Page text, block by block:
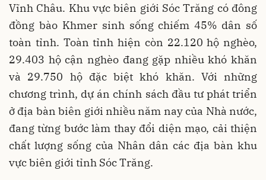
Vĩnh Châu. Khu vực biên giới Sóc Trăng có đông
đồng bào Khmer sinh sống chiếm 45% dân số
toàn tỉnh. Toàn tỉnh hiện còn 22.120 hộ nghèo,
29.403 hộ cận nghèo đang gặp nhiều khó khăn
và 29.750 hộ đặc biệt khó khăn. Với những
chương trình, dự án chính sách đầu tư phát triển
ở địa bàn biên giới nhiều năm nay của Nhà nước,
đang từng bước làm thay đổi diện mạo, cải thiện
chất lượng sống của Nhân dân các địa bàn khu
vực biên giới tỉnh Sóc Trăng.